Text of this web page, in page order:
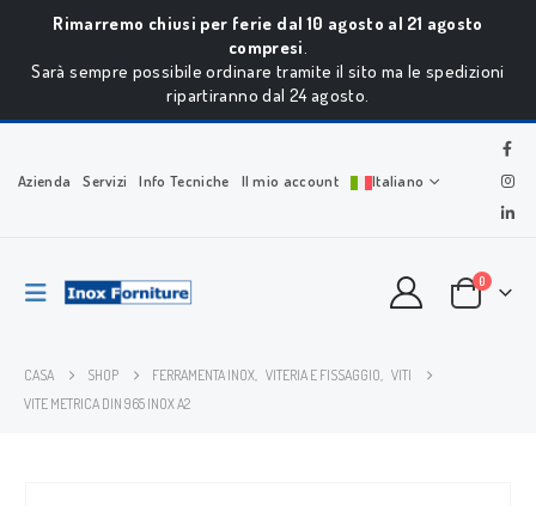
Rimarremo chiusi per ferie dal 10 agosto al 21 agosto
compresi.
Sarà sempre possibile ordinare tramite il sito ma le spedizioni
ripartiranno dal 24 agosto.
Azienda Servizi Info Tecniche Il mio account Italiano
0
CASA SHOP FERRAMENTA INOX, VITERIA E FISSAGGIO, VITI
VITE METRICA DIN 965 INOX A2